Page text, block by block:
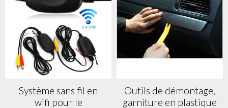
Système sans fil en
wifi pour le
Outils de démontage,
garniture en plastique